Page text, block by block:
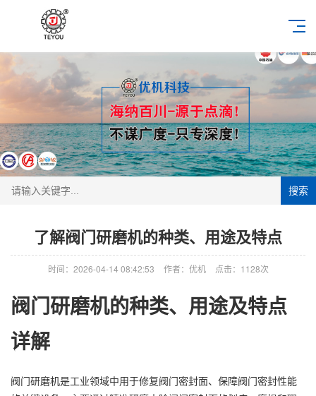
搜索
了解阀门研磨机的种类、用途及特点
时间：2026-04-14 08:42:53 作者：优机 点击： 1128次
阀门研磨机的种类、用途及特点
详解
阀门研磨机是工业领域中用于修复阀门密封面、保障阀门密封性能